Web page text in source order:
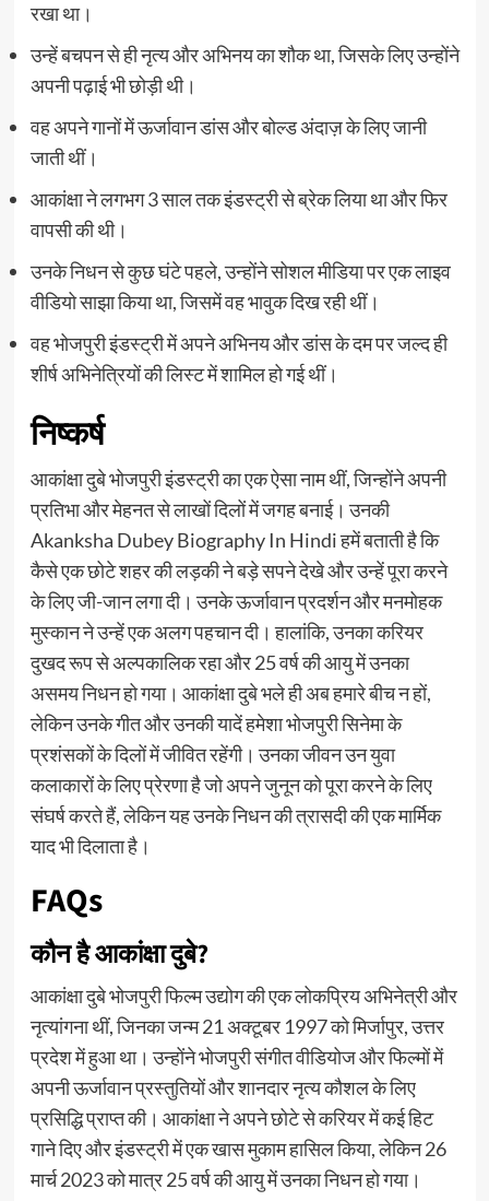
रखा था।
उन्हें बचपन से ही नृत्य और अभिनय का शौक था, जिसके लिए उन्होंने
अपनी पढ़ाई भी छोड़ी थी।
वह अपने गानों में ऊर्जावान डांस और बोल्ड अंदाज़ के लिए जानी
जाती थीं।
आकांक्षा ने लगभग 3 साल तक इंडस्ट्री से ब्रेक लिया था और फिर
वापसी की थी।
उनके निधन से कुछ घंटे पहले, उन्होंने सोशल मीडिया पर एक लाइव
वीडियो साझा किया था, जिसमें वह भावुक दिख रही थीं।
वह भोजपुरी इंडस्ट्री में अपने अभिनय और डांस के दम पर जल्द ही
शीर्ष अभिनेत्रियों की लिस्ट में शामिल हो गई थीं।
निष्कर्ष
आकांक्षा दुबे भोजपुरी इंडस्ट्री का एक ऐसा नाम थीं, जिन्होंने अपनी
प्रतिभा और मेहनत से लाखों दिलों में जगह बनाई। उनकी
Akanksha Dubey Biography In Hindi हमें बताती है कि
कैसे एक छोटे शहर की लड़की ने बड़े सपने देखे और उन्हें पूरा करने
के लिए जी-जान लगा दी। उनके ऊर्जावान प्रदर्शन और मनमोहक
मुस्कान ने उन्हें एक अलग पहचान दी। हालांकि, उनका करियर
दुखद रूप से अल्पकालिक रहा और 25 वर्ष की आयु में उनका
असमय निधन हो गया। आकांक्षा दुबे भले ही अब हमारे बीच न हों,
लेकिन उनके गीत और उनकी यादें हमेशा भोजपुरी सिनेमा के
प्रशंसकों के दिलों में जीवित रहेंगी। उनका जीवन उन युवा
कलाकारों के लिए प्रेरणा है जो अपने जुनून को पूरा करने के लिए
संघर्ष करते हैं, लेकिन यह उनके निधन की त्रासदी की एक मार्मिक
याद भी दिलाता है।
FAQs
कौन है आकांक्षा दुबे?
आकांक्षा दुबे भोजपुरी फिल्म उद्योग की एक लोकप्रिय अभिनेत्री और
नृत्यांगना थीं, जिनका जन्म 21 अक्टूबर 1997 को मिर्जापुर, उत्तर
प्रदेश में हुआ था। उन्होंने भोजपुरी संगीत वीडियोज और फिल्मों में
अपनी ऊर्जावान प्रस्तुतियों और शानदार नृत्य कौशल के लिए
प्रसिद्धि प्राप्त की। आकांक्षा ने अपने छोटे से करियर में कई हिट
गाने दिए और इंडस्ट्री में एक खास मुकाम हासिल किया, लेकिन 26
मार्च 2023 को मात्र 25 वर्ष की आयु में उनका निधन हो गया।